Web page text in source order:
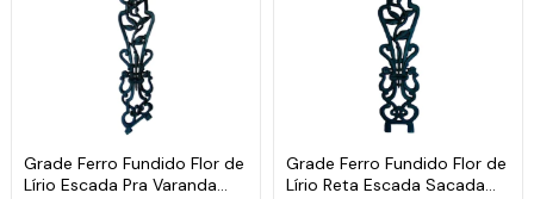
Grade Ferro Fundido Flor de
Lírio Escada Pra Varanda
Grade Ferro Fundido Flor de
Lírio Reta Escada Sacada